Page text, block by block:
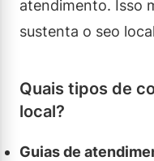
atendimento. Isso
sustenta o seo
Quais tipos de
local?
Guias de